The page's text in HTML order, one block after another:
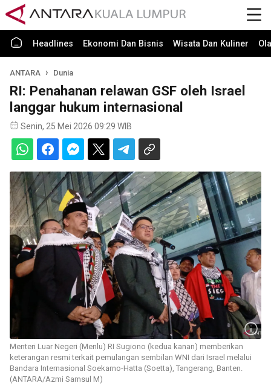
Headlines Ekonomi Dan Bisnis Wisata Dan Kuliner
ANTARA Dunia
RI: Penahanan relawan GSF oleh Israel
langgar hukum internasional
Senin, 25 Mei 2026 09:29 WIB
Menteri Luar Negeri (Menlu) RI Sugiono (kedua kanan) memberikan
keterangan resmi terkait pemulangan sembilan WNI dari Israel melalui
Bandara Internasional Soekarno-Hatta (Soetta), Tangerang, Banten.
(ANTARA/Azmi Samsul M)